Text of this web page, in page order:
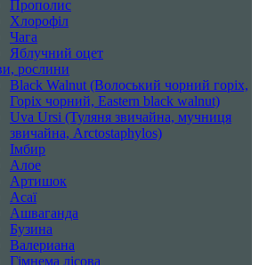
Прополис
Хлорофіл
Чага
Яблучний оцет
рослини
Black Walnut (Волоський чорний горіх,
Горіх чорний, Eastern black walnut)
Uva Ursi (Туляня звичайна, мучниця
звичайна, Arctostaphylos)
Імбир
Алое
Артишок
Асаї
Ашваганда
Бузина
Валериана
Гімнема лісова